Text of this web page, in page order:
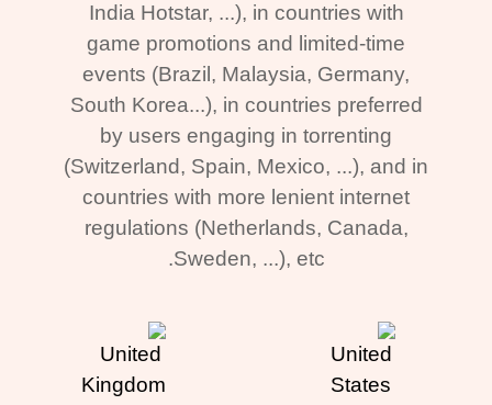
India Hotstar, ...), in countries with
game promotions and limited-time
events (Brazil, Malaysia, Germany,
South Korea...), in countries preferred
by users engaging in torrenting
(Switzerland, Spain, Mexico, ...), and in
countries with more lenient internet
regulations (Netherlands, Canada,
Sweden, ...), etc.